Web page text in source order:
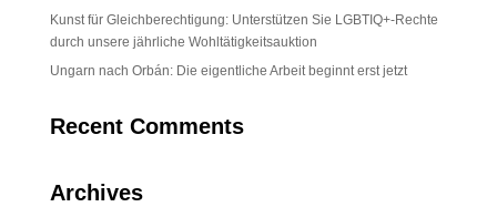
Kunst für Gleichberechtigung: Unterstützen Sie LGBTIQ+-Rechte
durch unsere jährliche Wohltätigkeitsauktion
Ungarn nach Orbán: Die eigentliche Arbeit beginnt erst jetzt
Recent Comments
Archives